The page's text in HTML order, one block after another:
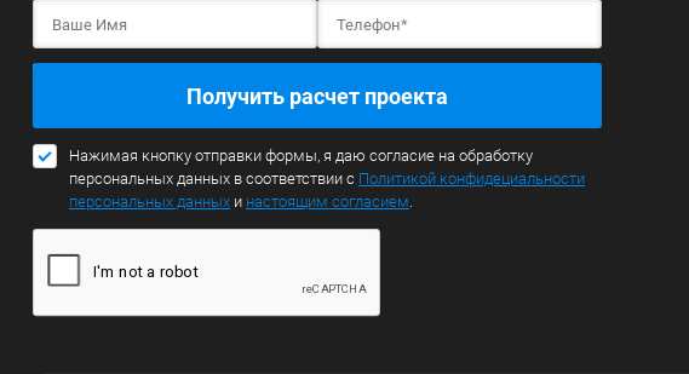
Получить расчет проекта
Нажимая кнопку отправки формы, я даю согласие на обработку
персональных данных в соответствии с Политикой конфидециальности
персональных данных и настоящим согласием.